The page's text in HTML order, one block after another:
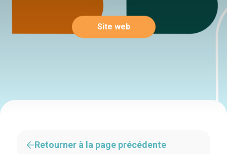
Site web
Retourner à la page précédente